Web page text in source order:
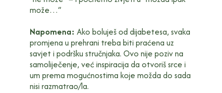
može…”
Napomena: Ako boluješ od dijabetesa, svaka
promjena u prehrani treba biti praćena uz
savjet i podršku stručnjaka. Ovo nije poziv na
samoliječenje, već inspiracija da otvoriš srce i
um prema mogućnostima koje možda do sada
nisi razmatrao/la.